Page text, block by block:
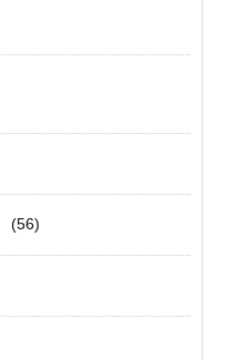
(56)